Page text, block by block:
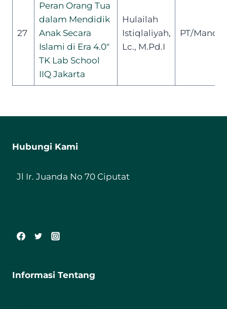
27
Peran Orang Tua
dalam Mendidik
Anak Secara
Islami di Era 4.0″
TK Lab School
IIQ Jakarta
Hulailah
Istiqlaliyah,
Lc., M.Pd.I
PT/Mandiri
Hubungi Kami
Jl Ir. Juanda No 70 Ciputat
Informasi Tentang